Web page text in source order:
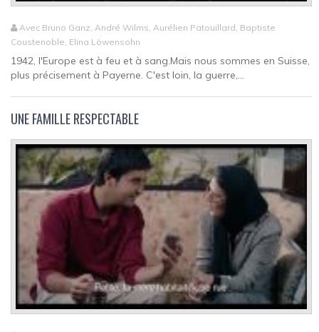
Avec Bruno Ganz, André Wilms, Aurélien Patouillard, Baptiste
Coustenoble, Elina Löwensohn
1942, l'Europe est à feu et à sang.Mais nous sommes en Suisse,
plus précisement à Payerne. C'est loin, la guerre,...
UNE FAMILLE RESPECTABLE